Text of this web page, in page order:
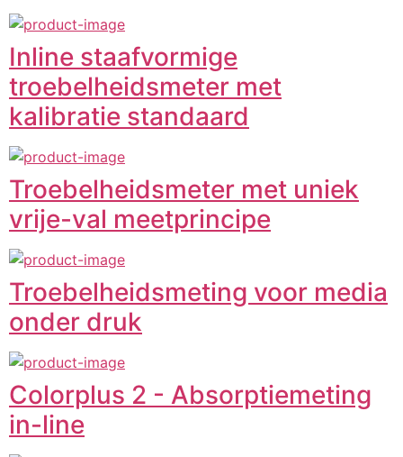
Inline staafvormige
troebelheidsmeter met
kalibratie standaard
Troebelheidsmeter met uniek
vrije-val meetprincipe
Troebelheidsmeting voor media
onder druk
Colorplus 2 - Absorptiemeting
in-line